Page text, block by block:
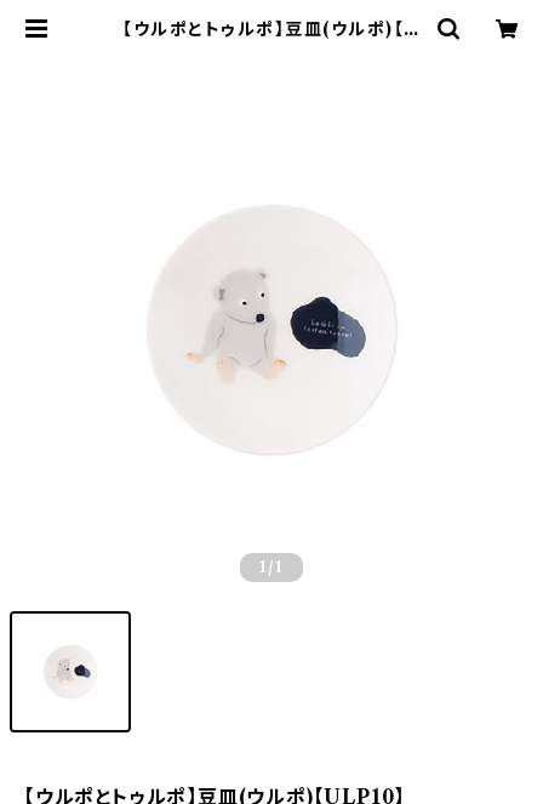
【ウルポとトゥルポ】豆皿(ウルポ)【U
1 /1
【ウルポとトゥルポ】豆皿(ウルポ)【ULP10】